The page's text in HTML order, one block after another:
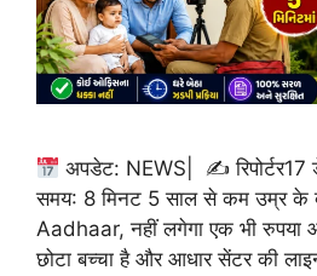
अपडेट: NEWS| ✍
समय: 8 मिनट 5 साल से कम उम्र के
Aadhaar, नहीं लगेगा एक भी
छोटा बच्चा है और आधार सेंटर की